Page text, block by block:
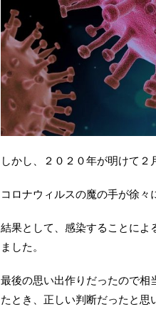
しかし、２０２０年が明けて２
コロナウィルスの魔の手が徐々
結果として、感染することによ
ました。
最後の思い出作りだったので
たとき、正しい判断だったと思